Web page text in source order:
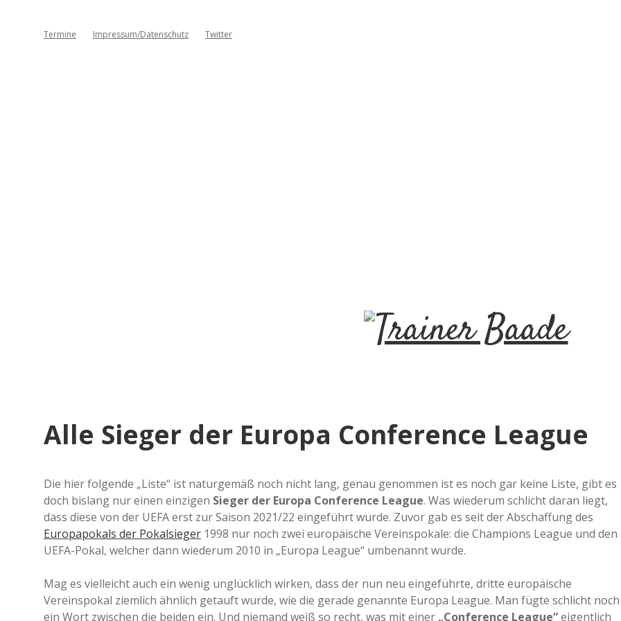
Termine Impressum/Datenschutz Twitter
T
i
n
e
r
Alle Sieger der Europa Conference League
Die hier folgende „Liste“ ist naturgemäß noch nicht lang, genau genommen ist es noch gar keine Liste, gibt es
doch bislang nur einen einzigen Sieger der Europa Conference League. Was wiederum schlicht daran liegt,
dass diese von der UEFA erst zur Saison 2021/22 eingeführt wurde. Zuvor gab es seit der Abschaffung des
Europapokals der Pokalsieger 1998 nur noch zwei europäische Vereinspokale: die Champions League und den
UEFA-Pokal, welcher dann wiederum 2010 in „Europa League“ umbenannt wurde.
Mag es vielleicht auch ein wenig unglücklich wirken, dass der nun neu eingeführte, dritte europäische
Vereinspokal ziemlich ähnlich getauft wurde, wie die gerade genannte Europa League. Man fügte schlicht noch
ein Wort zwischen die beiden ein. Und niemand weiß so recht, was mit einer „Conference League“eigentlich